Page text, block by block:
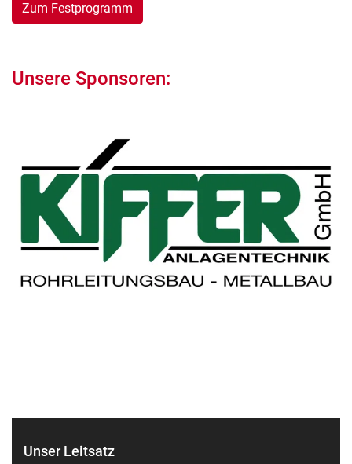
Zum Festprogramm
Unsere Sponsoren:
Unser Leitsatz